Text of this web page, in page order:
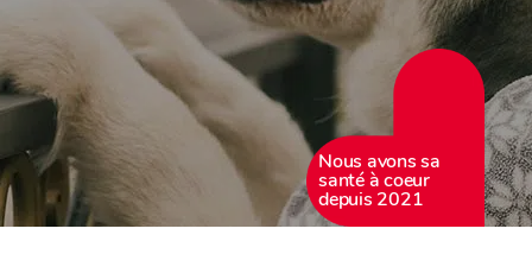
Nous avons sa
santé à coeur
depuis 2021